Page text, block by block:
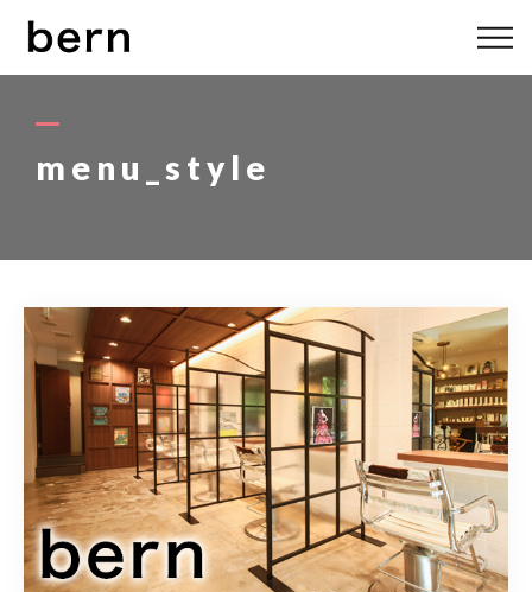
menu_style
ABOUT US
BLOG
ACCESS
bern 06-6136-6633
TERMINAL bern 06-6136-6633 【火水木日・祝】10:00～19:00
【金土】10:00〜21:00